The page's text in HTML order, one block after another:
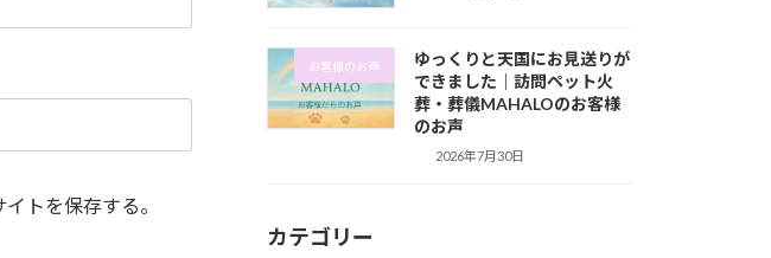
トを保存する。
お客様のお声
ゆっくりと天国にお見送りが
できました｜訪問ペット火
葬・葬儀MAHALOのお客様
のお声
2026年7月30日
カテゴリー